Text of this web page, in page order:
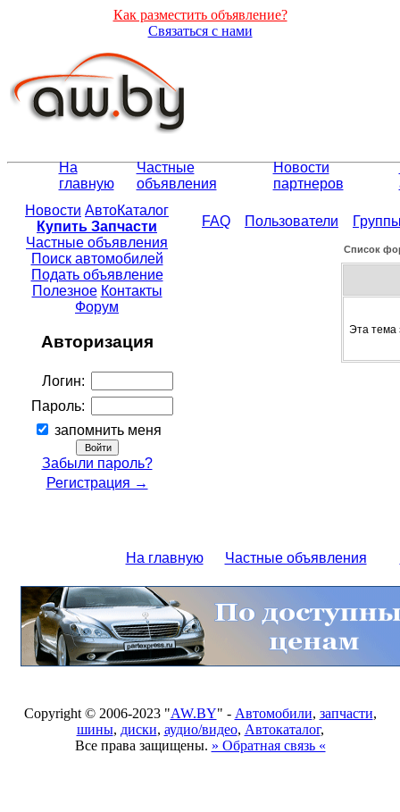
Как разместить объявление?
Связаться с нами
На
главную
Частные
объявления
Новости
партнеров
Новости АвтоКаталог
Купить Запчасти
Частные объявления
Поиск автомобилей
Подать объявление
Полезное Контакты
Форум
Авторизация
Логин:
Пароль:
запомнить меня
Забыли пароль?
Регистрация →
FAQ Пользователи
Список
Эта тема
На главную Частные объявления
Copyright © 2006-2023 "AW.BY" - Автомобили, запчасти,
шины, диски, аудио/видео, Автокаталог,
Все права защищены. » Обратная связь «